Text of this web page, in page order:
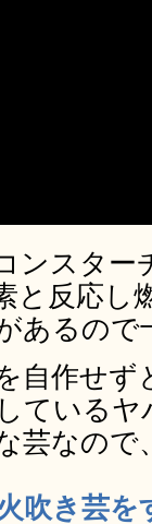
ンスター
と反応し
あるので
自作せ
ている
芸なので
吹き芸